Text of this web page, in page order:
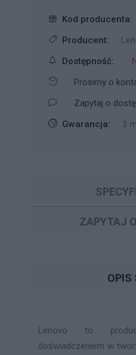
Kod producenta:
Producent:
Dostępność:
Prosimy o
Zapytaj o
Gwarancja:
3
ZAPYTAJ
OPIS
Lenovo to
doświadczeniem w